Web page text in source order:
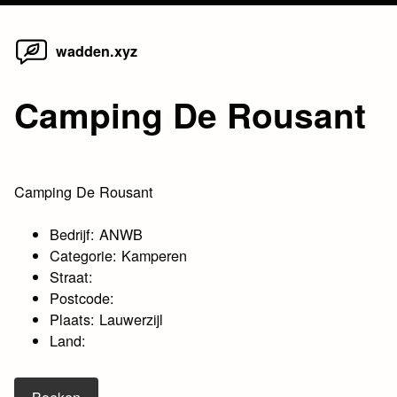
Skip
wadden.xyz
Camping De Rousant
Camping De Rousant
Bedrijf: ANWB
Categorie: Kamperen
Straat:
Postcode:
Plaats: Lauwerzijl
Land: